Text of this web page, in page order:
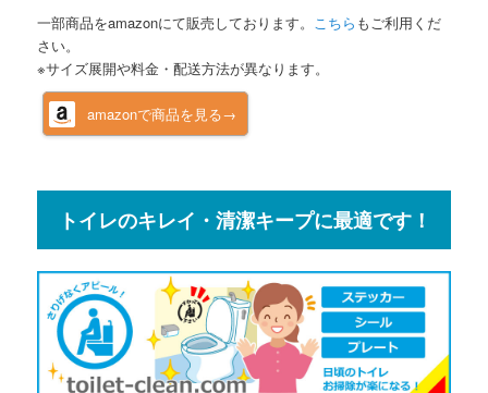
一部商品をamazonにて販売しております。 こちら もご利用くだ
さい。
※サイズ展開や料金・配送方法が異なります。
amazonで商品を見る→
トイレのキレイ・清潔キープに最適です！